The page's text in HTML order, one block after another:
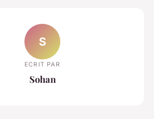
S
ECRIT PAR
Sohan